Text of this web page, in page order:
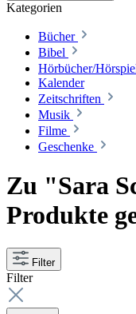
Kategorien
Bücher
Bibel
Hörbücher/
Kalender
Zeitschriften
Musik
Filme
Geschenke
Zu "Sara
Produkte
Filter
Filter